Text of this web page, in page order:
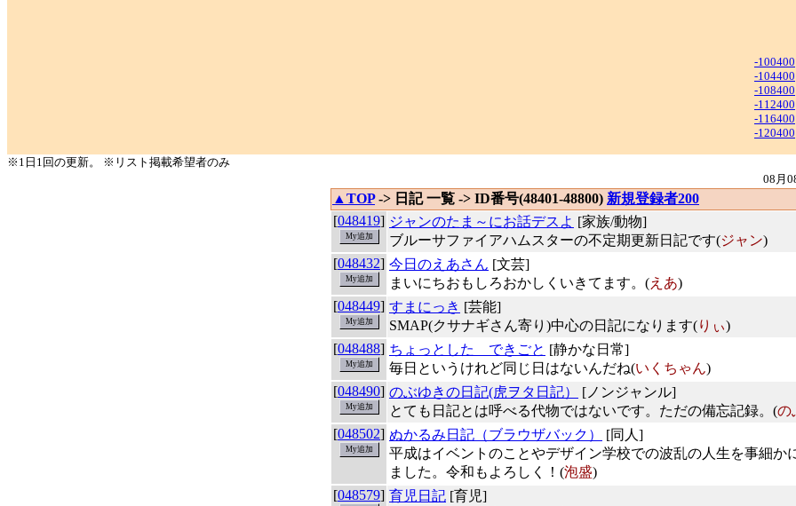
-100400
-104400
-108400
-112400
-116400
-120400
※1日1回の更新。 ※リスト掲載希望者のみ
08月
▲TOP-> 日記 一覧 -> ID番号(48401-48800) 新規登録者200
[048419] ジャンのたま～にお話デスよ [家族/動物]
ブルーサファイアハムスターの不定期更新日記です(ジャン)
[048432] 今日のえあさん [文芸]
まいにちおもしろおかしくいきてます。(えあ)
[048449] すまにっき [芸能]
SMAP(クサナギさん寄り)中心の日記になります(りぃ)
[048488] ちょっとした できごと [静かな日常]
毎日というけれど同じ日はないんだね(いくちゃん)
[048490] のぶゆきの日記(虎ヲタ日記）
[ノンジャンル]
とても日記とは呼べる代物ではないです。ただの備忘記録。(の
[048502] ぬかるみ日記（ブラウザバック）
[同人]
平成はイベントのことやデザイン学校での波乱の人生を事細か
ました。令和もよろしく！(泡盛)
[048579] 育児日記 [育児]